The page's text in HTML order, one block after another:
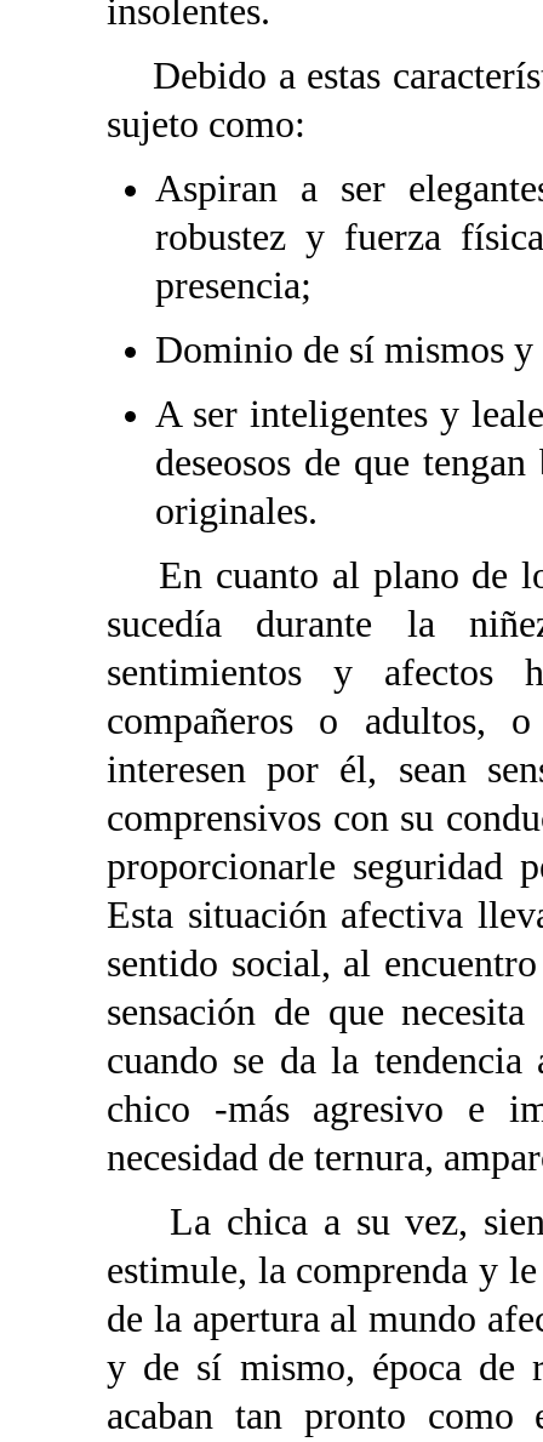
insolentes.
Debido a estas
sujeto como:
Aspiran a ser
robustez y fuerza
presencia;
Dominio de sí mismos y
A ser inteligentes y
deseosos de que
originales.
En cuanto al plano de
sucedía durante la
sentimientos y afectos
compañeros o adultos,
interesen por él, sean
comprensivos con su
proporcionarle seguridad
Esta situación afectiva
sentido social, al
sensación de que
cuando se da la
chico -más agresivo e
necesidad de ternura,
La chica a su vez,
estimule, la comprenda y
de la apertura al mundo
y de sí mismo, época de
acaban tan pronto como